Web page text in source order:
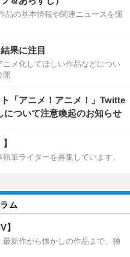
品の基本情報や関連ニュースを随
果に注目
メ化してほしい作品などについ
開
ト「アニメ！アニメ！」Twitte
について注意喚起のお知らせ
筆ライターを募集しています。
ム
】
新作から懐かしの作品まで、独